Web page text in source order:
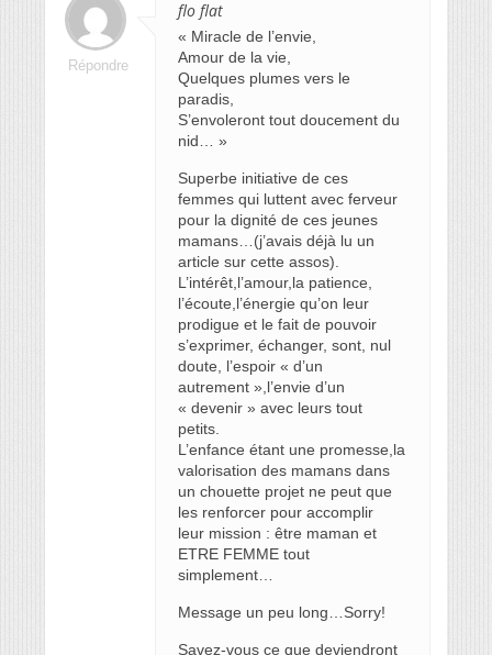
flo flat
« Miracle de l’envie,
Amour de la vie,
Quelques plumes vers le
paradis,
S’envoleront tout doucement du
nid… »
Superbe initiative de ces
femmes qui luttent avec ferveur
pour la dignité de ces jeunes
mamans…(j’avais déjà lu un
article sur cette assos).
L’intérêt,l’amour,la patience,
l’écoute,l’énergie qu’on leur
prodigue et le fait de pouvoir
s’exprimer, échanger, sont, nul
doute, l’espoir « d’un
autrement »,l’envie d’un
« devenir » avec leurs tout
petits.
L’enfance étant une promesse,la
valorisation des mamans dans
un chouette projet ne peut que
les renforcer pour accomplir
leur mission : être maman et
ETRE FEMME tout
simplement…
Message un peu long…Sorry!
Savez-vous ce que deviendront
Répondre